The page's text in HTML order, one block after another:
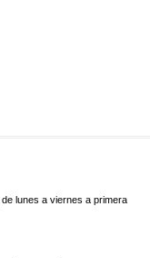
lunes a viernes a primera